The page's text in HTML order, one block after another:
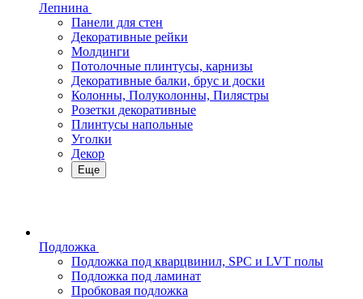
Лепнина
Панели для стен
Декоративные рейки
Молдинги
Потолочные плинтусы, карнизы
Декоративные балки, брус и доски
Колонны, Полуколонны, Пилястры
Розетки декоративные
Плинтусы напольные
Уголки
Декор
Еще
Подложка
Подложка под кварцвинил, SPC и LVT полы
Подложка под ламинат
Пробковая подложка